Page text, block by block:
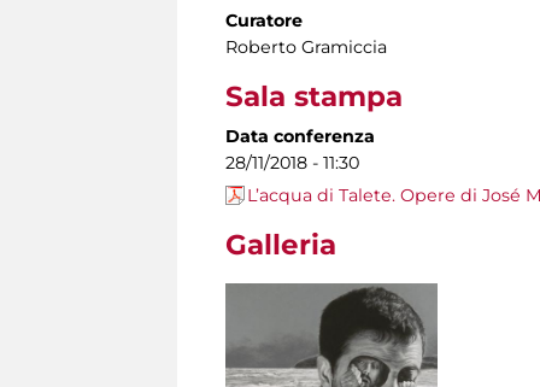
Curatore
Roberto Gramiccia
Sala stampa
Data conferenza
28/11/2018 - 11:30
L’acqua di Talete. Opere di José
Galleria